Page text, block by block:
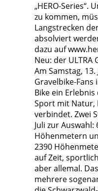
„HERO-Series“.
zu kommen,
Langstrecken
absolviert
dazu auf
Neu: der ULTRA
Am Samstag,
Gravelbike-Fans
Bike ein
Sport mit Natur,
verbindet. Zwei
Juli zur
Höhenmetern
2390
auf Zeit,
aber allemal.
mehrere